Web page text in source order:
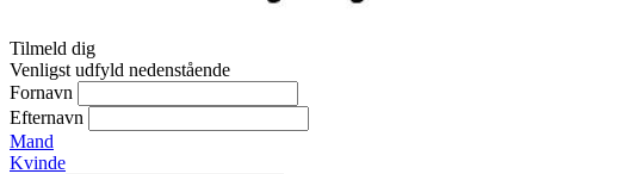
Tilmeld dig
Venligst udfyld nedenstående
Fornavn
Efternavn
Mand
Kvinde